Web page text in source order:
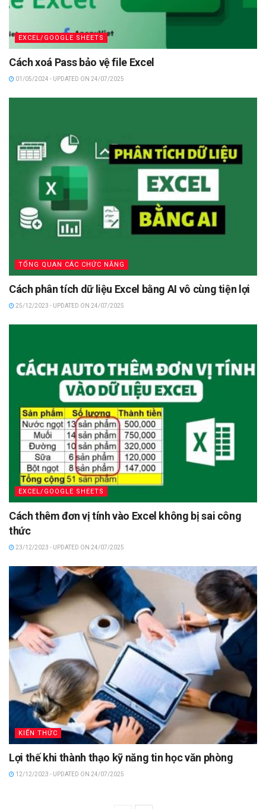
EXCEL/GOOGLE SHEETS
Cách xoá Pass bảo vệ file Excel
01/05/2024 - UPDATED ON 24/07/2025
TỔNG QUAN CÁC CHỨC NĂNG
Cách phân tích dữ liệu Excel bằng AI vô cùng tiện lợi
25/12/2023 - UPDATED ON 24/07/2025
EXCEL/GOOGLE SHEETS
Cách thêm đơn vị tính vào Excel không bị sai công
thức
23/12/2023 - UPDATED ON 24/07/2025
KIẾN THỨC
Lợi thế khi thành thạo kỹ năng tin học văn phòng
12/12/2023 - UPDATED ON 24/07/2025